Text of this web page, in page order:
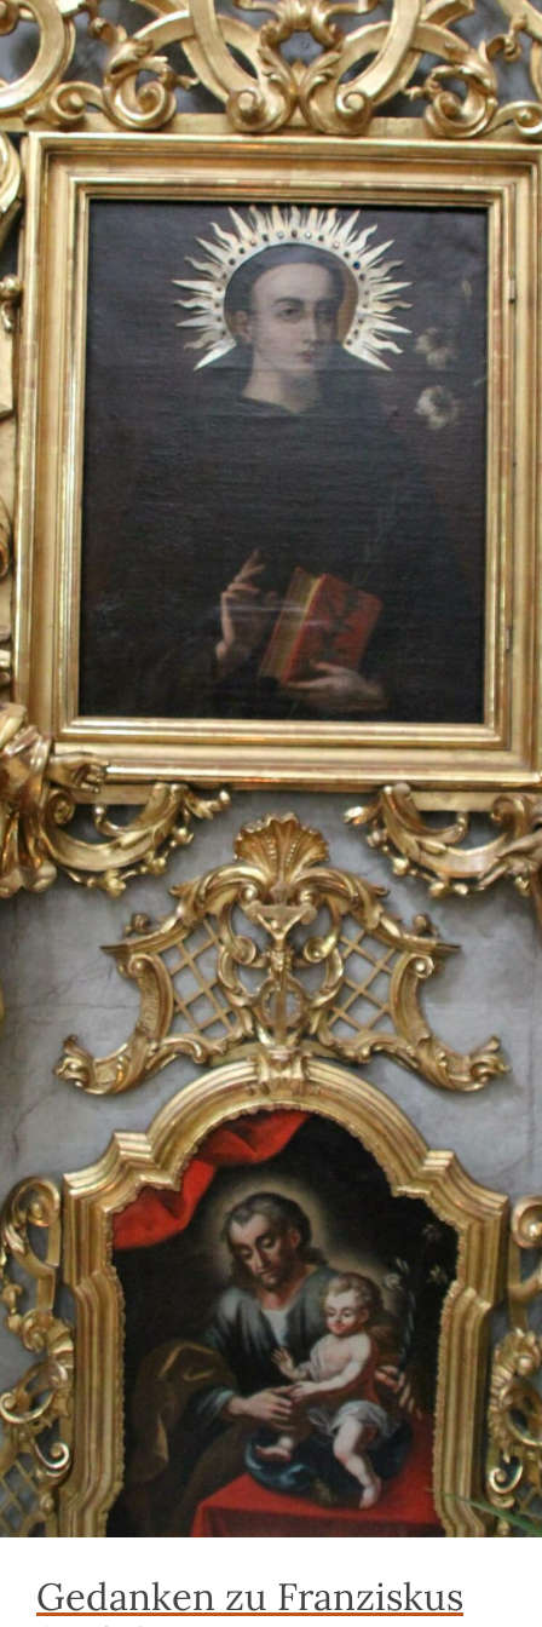
Gedanken zu Franziskus